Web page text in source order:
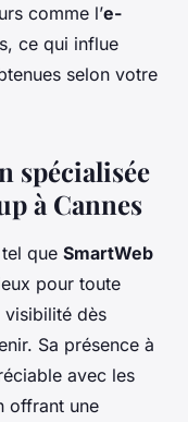
comme l’e-
ce qui influe
selon votre
spécialisée
à Cannes
que SmartWeb
pour toute
visibilité dès
Sa présence à
avec les
offrant une